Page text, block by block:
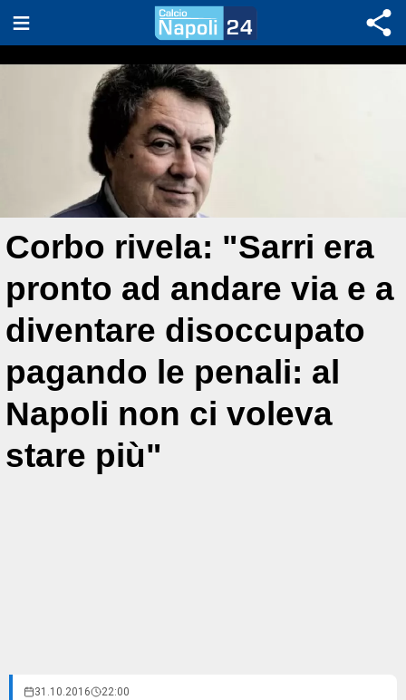
Corbo rivela: "Sarri era
pronto ad andare via e a
diventare disoccupato
pagando le penali: al
Napoli non ci voleva
stare più"
31.10.2016 22:00